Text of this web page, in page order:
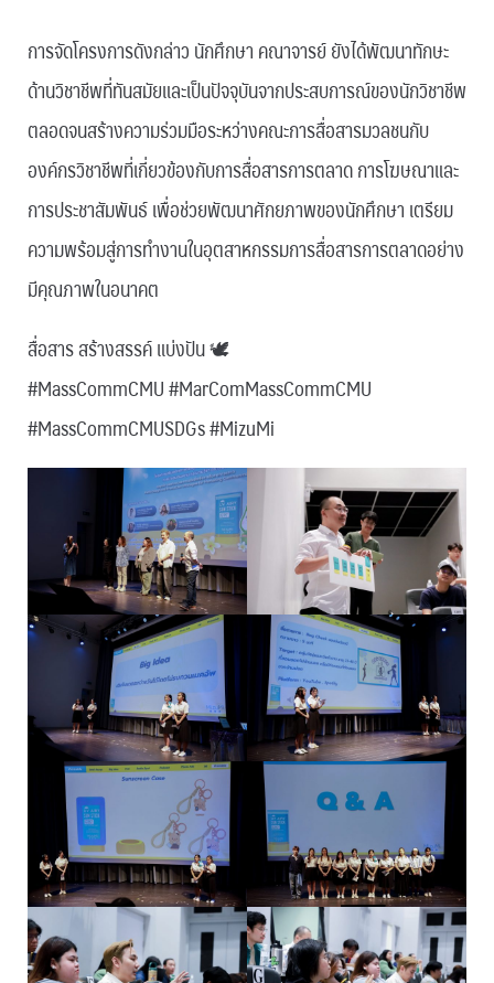
การจัดโครงการดังกล่าว นักศึกษา คณาจารย์ ยังได้พัฒนาทักษะ
ด้านวิชาชีพที่ทันสมัยและเป็นปัจจุบันจากประสบการณ์ของนักวิชาชีพ
ตลอดจนสร้างความร่วมมือระหว่างคณะการสื่อสารมวลชนกับ
องค์กรวิชาชีพที่เกี่ยวข้องกับการสื่อสารการตลาด การโฆษณาและ
การประชาสัมพันธ์ เพื่อช่วยพัฒนาศักยภาพของนักศึกษา เตรียม
ความพร้อมสู่การทำงานในอุตสาหกรรมการสื่อสารการตลาดอย่าง
มีคุณภาพในอนาคต
สื่อสาร สร้างสรรค์ แบ่งปัน 🕊
#MassCommCMU #MarComMassCommCMU
#MassCommCMUSDGs #MizuMi